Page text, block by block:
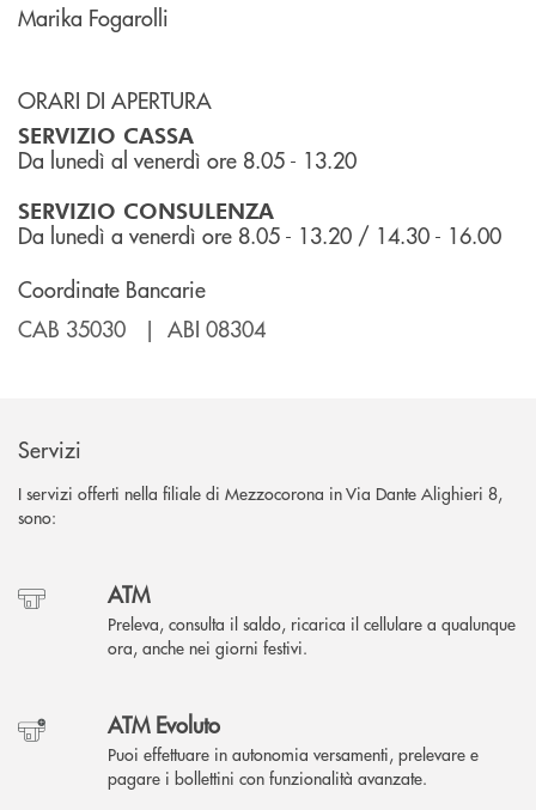
Marika Fogarolli
ORARI DI APERTURA
SERVIZIO CASSA
Da lunedì al venerdì ore 8.05 - 13.20
SERVIZIO CONSULENZA
Da lunedì a venerdì ore 8.05 - 13.20 / 14.30 - 16.00
Coordinate Bancarie
CAB 35030 | ABI 08304
Servizi
I servizi offerti nella filiale di Mezzocorona in Via Dante Alighieri 8,
sono:
ATM
Preleva, consulta il saldo, ricarica il cellulare a qualunque
ora, anche nei giorni festivi.
ATM Evoluto
Puoi effettuare in autonomia versamenti, prelevare e
pagare i bollettini con funzionalità avanzate.